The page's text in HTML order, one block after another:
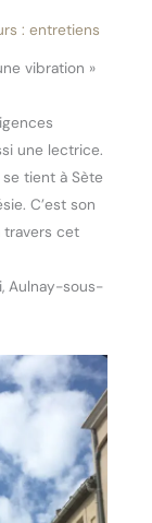
: entretiens
vibration »
une lectrice.
tient à Sète
C’est son
travers cet
Aulnay-sous-